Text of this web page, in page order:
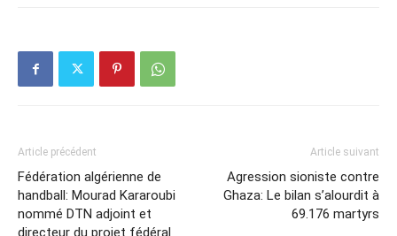
Article précédent
Fédération algérienne de
handball: Mourad Kararoubi
nommé DTN adjoint et
directeur du projet fédéral
Article suivant
Agression sioniste contre
Ghaza: Le bilan s’alourdit à
69.176 martyrs